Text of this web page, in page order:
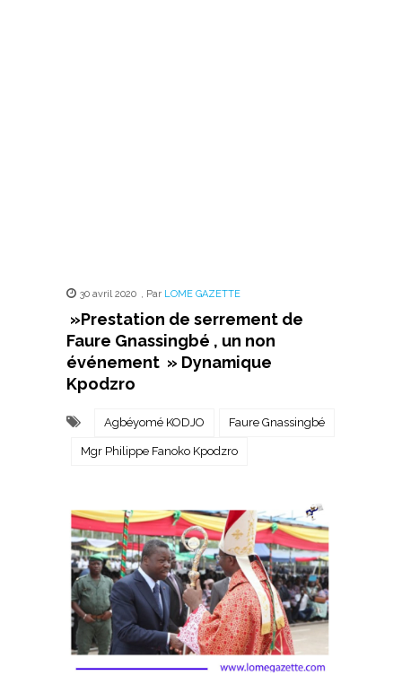
30 avril 2020 , Par LOME GAZETTE
»Prestation de serrement de
Faure Gnassingbé , un non
événement » Dynamique
Kpodzro
Agbéyomé KODJO Faure Gnassingbé
Mgr Philippe Fanoko Kpodzro